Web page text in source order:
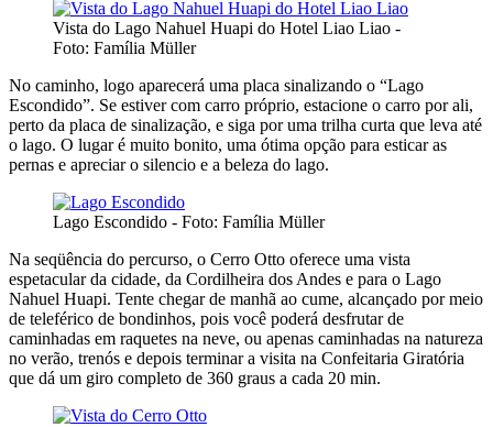
Vista do Lago Nahuel Huapi do Hotel Liao Liao -
Foto: Família Müller
No caminho, logo aparecerá uma placa sinalizando o “Lago
Escondido”. Se estiver com carro próprio, estacione o carro por ali,
perto da placa de sinalização, e siga por uma trilha curta que leva até
o lago. O lugar é muito bonito, uma ótima opção para esticar as
pernas e apreciar o silencio e a beleza do lago.
Lago Escondido - Foto: Família Müller
Na seqüência do percurso, o Cerro Otto oferece uma vista
espetacular da cidade, da Cordilheira dos Andes e para o Lago
Nahuel Huapi. Tente chegar de manhã ao cume, alcançado por meio
de teleférico de bondinhos, pois você poderá desfrutar de
caminhadas em raquetes na neve, ou apenas caminhadas na natureza
no verão, trenós e depois terminar a visita na Confeitaria Giratória
que dá um giro completo de 360 graus a cada 20 min.